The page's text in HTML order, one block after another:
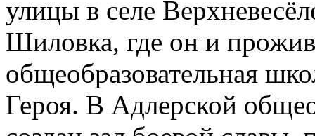
улицы в селе
Шиловка, где он и
общеобразовательная
Героя. В Адлерской